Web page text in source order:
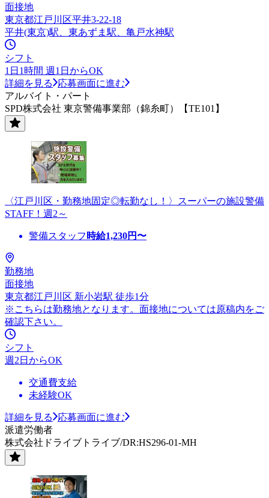
面接地
東京都江戸川区平井3-22-18
平井(東京)駅、東あずま駅、亀戸水神駅
シフト
1日1時間 週1日からOK
詳細を見る
応募画面に進む
アルバイト・パート
SPD株式会社 東京警備事業部（錦糸町）【TE101】
〈江戸川区・勤務地固定◎転勤なし！〉スーパーの施設警備
STAFF！週2～
警備スタッフ 時給1,230円〜
勤務地
面接地
東京都江戸川区 新小岩駅 徒歩1分
※こちらは勤務地となります。面接地については原稿内をご
確認下さい。
シフト
週2日からOK
交通費支給
未経験OK
詳細を見る
応募画面に進む
派遣労働者
株式会社ドライブトライブ/DR:HS296-01-MH